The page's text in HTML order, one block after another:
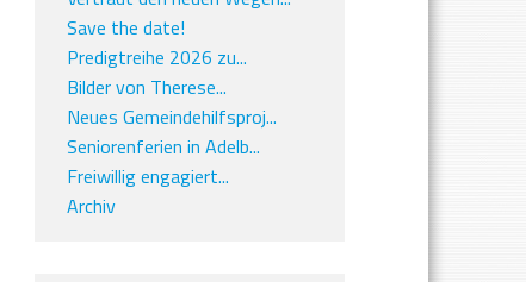
Save the date!
Predigtreihe 2026 zu...
Bilder von Therese...
Neues Gemeindehilfsproj...
Seniorenferien in Adelb...
Freiwillig engagiert...
Archiv